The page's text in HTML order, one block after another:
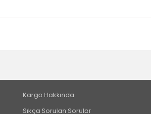
Kargo Hakkında
Sıkça Sorulan Sorular